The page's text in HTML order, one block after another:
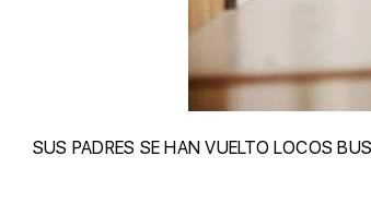
SUS PADRES SE HAN VUELTO LOCOS